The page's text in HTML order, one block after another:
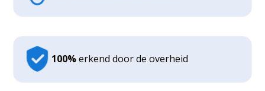
100%erkend door de overheid